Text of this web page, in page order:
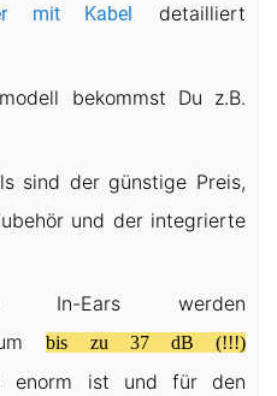
mit Kabel
detailliert
bekommst Du z.B.
sind der günstige Preis,
und der integrierte
Ears werden
umbis zu 37 dB (!!!)
enorm ist und für den